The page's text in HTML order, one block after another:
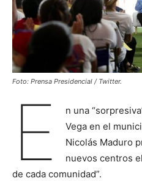
Foto: Prensa Presidencial / Twitter.
E
n una
Vega en el
Nicolás Maduro
nuevos centros
de cada comunidad”.